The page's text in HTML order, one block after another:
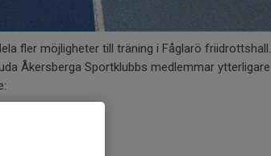
fler möjligheter till träning i Fåglarö friidrottshall.
Åkersberga Sportklubbs medlemmar ytterligare